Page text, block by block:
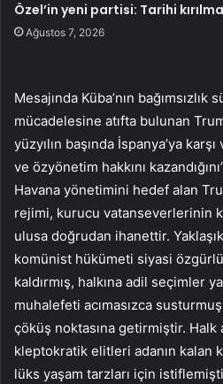
Özel’in yeni partisi: Tarihi kırılma
Ağustos 7, 2026
Mesajında Küba’nın
mücadelesine atıfta bulunan
yüzyılın başında İspanya’ya
ve özyönetim hakkını
Havana yönetimini hedef alan
rejimi, kurucu vatanseverlerinin
ulusa doğrudan ihanettir.
komünist hükümeti siyasi
kaldırmış, halkına adil seçimler
muhalefeti acımasızca
çöküş noktasına getirmiştir. Halk
kleptokratik elitleri adanın kalan
lüks yaşam tarzları için